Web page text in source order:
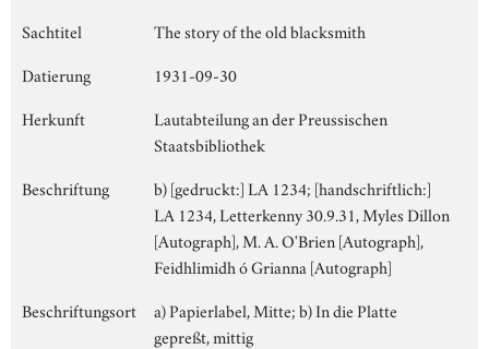
Sachtitel
The story of the old blacksmith
Datierung
1931-09-30
Herkunft
Lautabteilung an der Preussischen
Staatsbibliothek
Beschriftung
b) [gedruckt:] LA 1234; [handschriftlich:]
LA 1234, Letterkenny 30.9.31, Myles Dillon
[Autograph], M. A. O'Brien [Autograph],
Feidhlimidh ó Grianna [Autograph]
Beschriftungsort
a) Papierlabel, Mitte; b) In die Platte
gepreßt, mittig